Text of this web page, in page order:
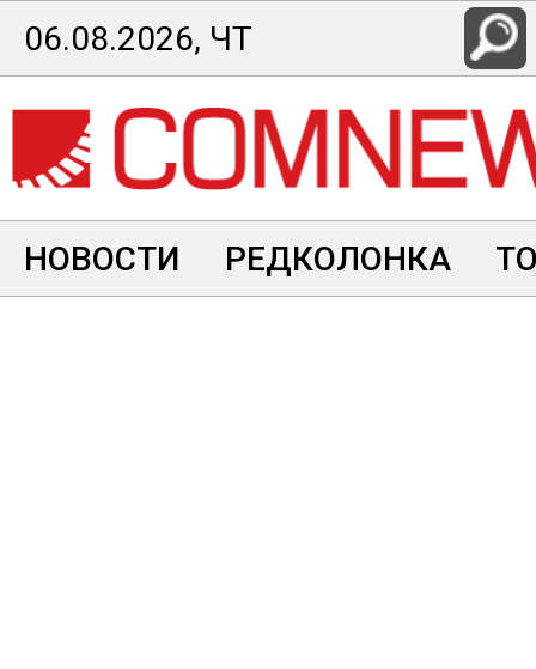
Перейти
к
основному
содержанию
06.08.2026, ЧТ
НОВОСТИ РЕДКОЛОНКА